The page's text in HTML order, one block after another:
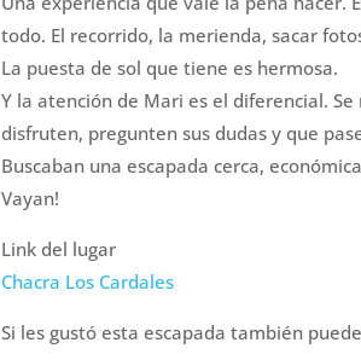
todo. El recorrido, la merienda, sacar
La puesta de sol que tiene es hermosa.
Y la atención de Mari es el diferencial.
disfruten, pregunten sus dudas y que
Buscaban una escapada cerca,
Vayan!
Link del lugar
Chacra Los Cardales
Si les gustó esta escapada también